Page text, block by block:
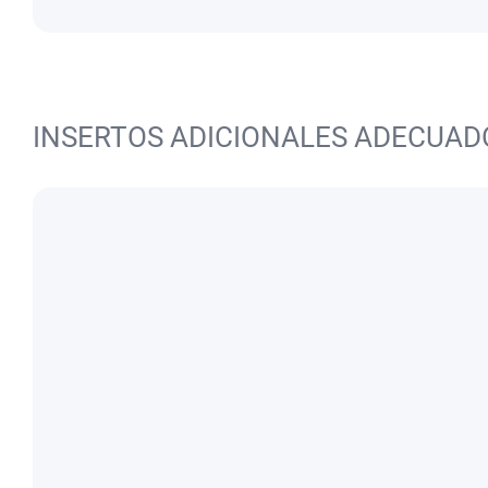
INSERTOS ADICIONALES